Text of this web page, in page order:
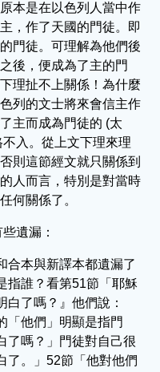
本是在以色列人當中作
，作了天國的門徒。即
門徒。可理解為他們後
後，便成為了主的門
理扯不上關係！為什麼
列的文士將來會信主作
主而成為門徒的 (太
入。從上文下理來理
則這節經文就只關係到
人而言，特別是對當時
何關係了。
遺漏：
合本與新譯本都遺漏了
指誰？看第51節「耶穌
白了嗎？』他們說：
「他們」明顯是指門
了嗎？」門徒對自己很
了。」52節「他對他們